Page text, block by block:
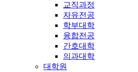
교직과정
자유전공
학부대학
융합전공
간호대학
의과대학
대학원